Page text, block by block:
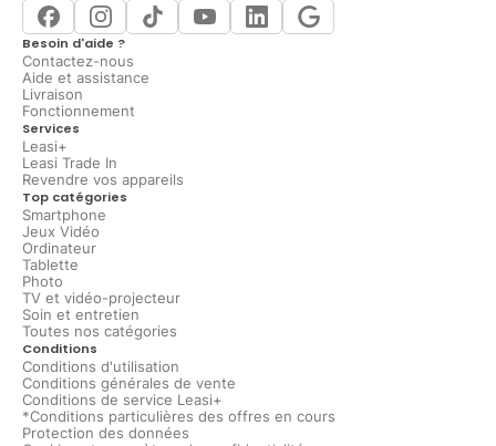
Besoin d'aide ?
Contactez-nous
Aide et assistance
Livraison
Fonctionnement
Services
Leasi+
Leasi Trade In
Revendre vos appareils
Top catégories
Smartphone
Jeux Vidéo
Ordinateur
Tablette
Photo
TV et vidéo-projecteur
Soin et entretien
Toutes nos catégories
Conditions
Conditions d'utilisation
Conditions générales de vente
Conditions de service Leasi+
*Conditions particulières des offres en cours
Protection des données